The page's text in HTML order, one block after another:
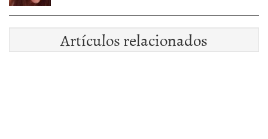
Artículos relacionados